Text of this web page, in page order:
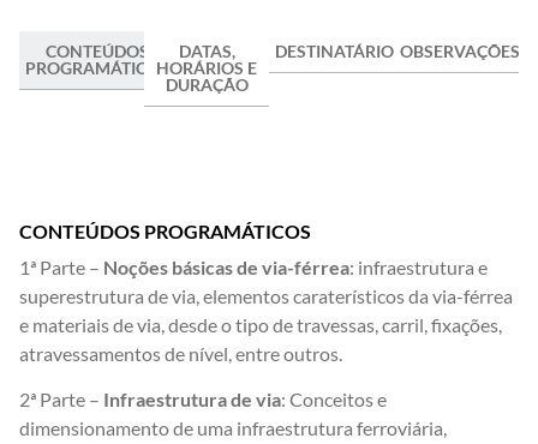
CONTEÚDOS
PROGRAMÁTICOS
DATAS,
HORÁRIOS E
DURAÇÃO
DESTINATÁRIOS/ASOBSERVAÇÕES
CONTEÚDOS PROGRAMÁTICOS
1ª Parte – Noções básicas de via-férrea: infraestrutura e
superestrutura de via, elementos caraterísticos da via-férrea
e materiais de via, desde o tipo de travessas, carril, fixações,
atravessamentos de nível, entre outros.
2ª Parte – Infraestrutura de via: Conceitos e
dimensionamento de uma infraestrutura ferroviária,